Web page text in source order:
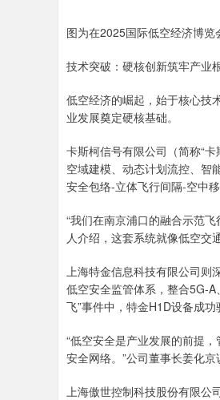
图为在2025国际低空经济博
技术突破：硬核创新筑牢产业
低空经济的崛起，始于核心技
业发展奠定硬核基础。
卡斯柯信号有限公司（简称“
空域建模、动态计划流控、智
安全包络-立体飞行间隔-空中
“我们在南京浦口的融合示范
人介绍，这套系统就像低空交
上海特金信息科技有限公司则
低空安全监管体系，整合5G-
飞”事件中，特金H1D设备成功
“低空安全是产业发展的前提
安全网络。”公司董事长姜化京
上海傲世控制科技股份有限公